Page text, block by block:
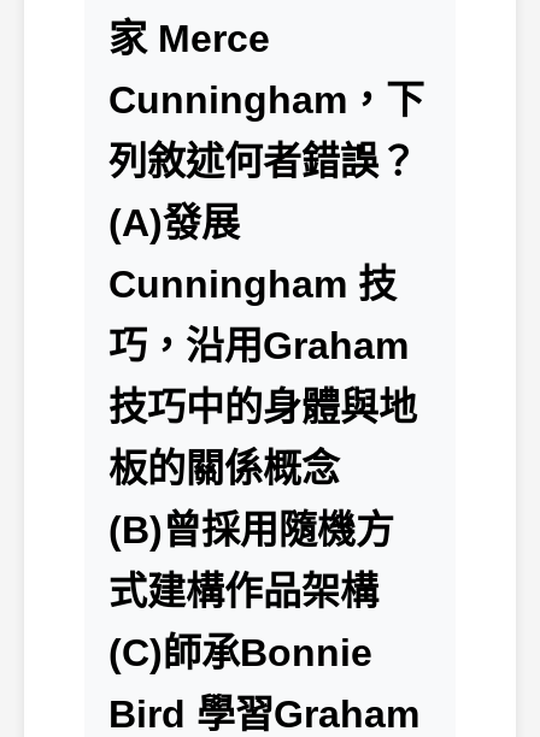
家 Merce
Cunningham，下
列敘述何者錯誤？
(A)發展
Cunningham 技
巧，沿用Graham
技巧中的身體與地
板的關係概念
(B)曾採用隨機方
式建構作品架構
(C)師承Bonnie
Bird 學習Graham